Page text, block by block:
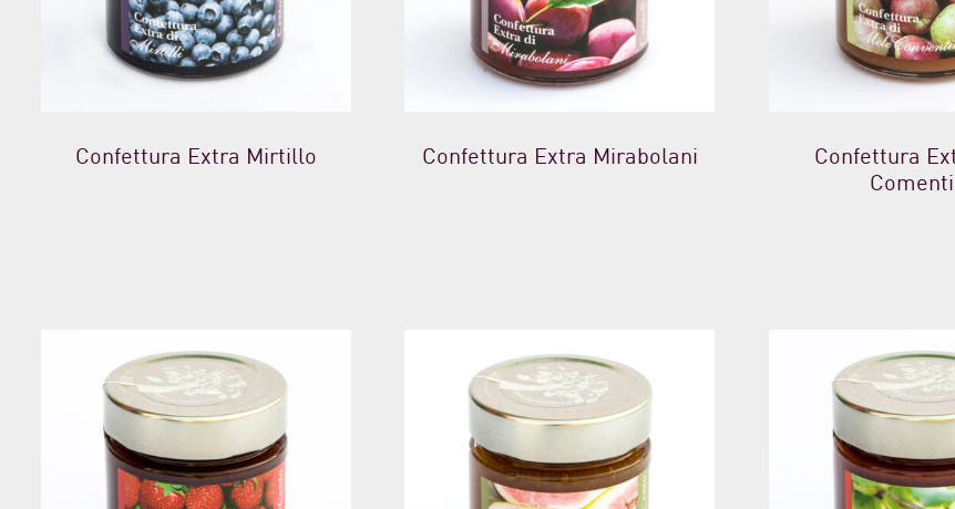
Confettura Extra Mirtillo Confettura Extra Mirabolani
Confettura